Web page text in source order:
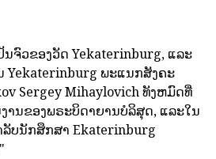
ນຈົວຂອງວັດ Yekaterinburg, ແລະ
Yekaterinburg ພະແນກສັງຄະ
Sergey Mihaylovich ທັງຫມົດທີ່
ານຂອງພຣະບິດາຍານບໍລິສຸດ, ແລະໃນ
ລັບນັກສຶກສາ Ekaterinburg